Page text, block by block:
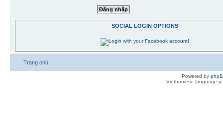
SOCIAL LOGIN OPTIONS
Trang chủ
Powered by
Vietnamese language